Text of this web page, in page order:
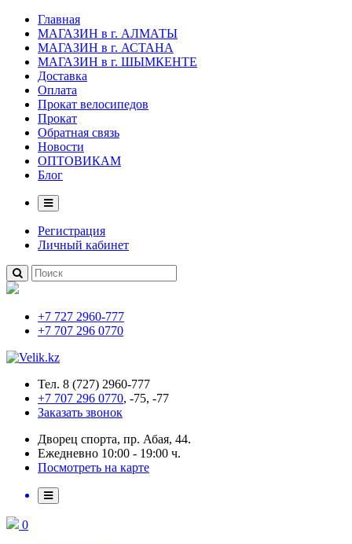
Главная
МАГАЗИН в г. АЛМАТЫ
МАГАЗИН в г. АСТАНА
МАГАЗИН в г. ШЫМКЕНТЕ
Доставка
Оплата
Прокат велосипедов
Прокат
Обратная связь
Новости
ОПТОВИКАМ
Блог
Регистрация
Личный кабинет
+7 727 2960-777
+7 707 296 0770
Тел. 8 (727) 2960-777
+7 707 296 0770, -75, -77
Заказать звонок
Дворец спорта, пр. Абая, 44.
Ежедневно 10:00 - 19:00 ч.
Посмотреть на карте
0